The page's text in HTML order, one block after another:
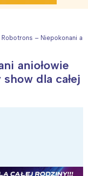
Robotrons – Niepokonani
aniołowie
dla całej